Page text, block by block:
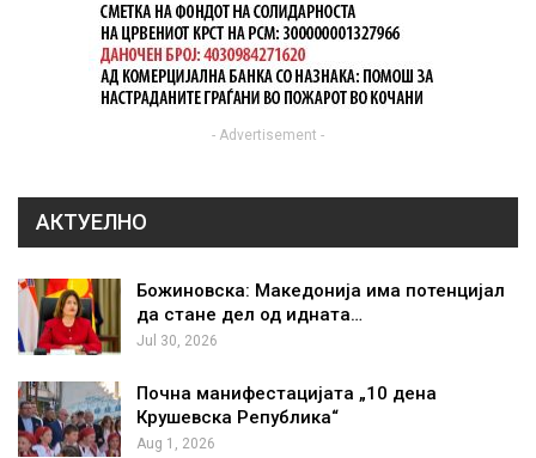
- Advertisement -
АКТУЕЛНО
Божиновска: Македонија има потенцијал
да стане дел од идната…
Jul 30, 2026
Почна манифестацијата „10 дена
Крушевска Република“
Aug 1, 2026